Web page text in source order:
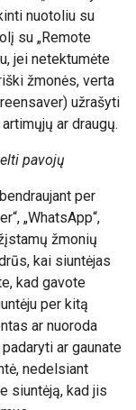
nuotoliu su
su „Remote
jei netektumėte
žmonės, verta
užrašyti
ar draugų.
pavojų
per
„WhatsApp“,
žmonių
kai siuntėjas
kad gavote
per kitą
ar nuoroda
ar gaunate
nedelsiant
siuntėją, kad jis